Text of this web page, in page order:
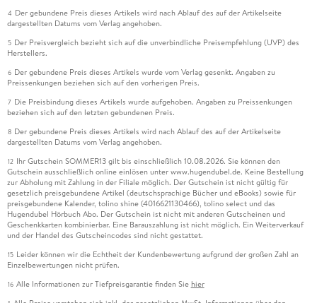
4 Der gebundene Preis dieses Artikels wird nach Ablauf des auf der Artikelseite
dargestellten Datums vom Verlag angehoben.
5 Der Preisvergleich bezieht sich auf die unverbindliche Preisempfehlung (UVP) des
Herstellers.
6 Der gebundene Preis dieses Artikels wurde vom Verlag gesenkt. Angaben zu
Preissenkungen beziehen sich auf den vorherigen Preis.
7 Die Preisbindung dieses Artikels wurde aufgehoben. Angaben zu Preissenkungen
beziehen sich auf den letzten gebundenen Preis.
8 Der gebundene Preis dieses Artikels wird nach Ablauf des auf der Artikelseite
dargestellten Datums vom Verlag angehoben.
12 Ihr Gutschein SOMMER13 gilt bis einschließlich 10.08.2026. Sie können den
Gutschein ausschließlich online einlösen unter www.hugendubel.de. Keine Bestellung
zur Abholung mit Zahlung in der Filiale möglich. Der Gutschein ist nicht gültig für
gesetzlich preisgebundene Artikel (deutschsprachige Bücher und eBooks) sowie für
preisgebundene Kalender, tolino shine (4016621130466), tolino select und das
Hugendubel Hörbuch Abo. Der Gutschein ist nicht mit anderen Gutscheinen und
Geschenkkarten kombinierbar. Eine Barauszahlung ist nicht möglich. Ein Weiterverkauf
und der Handel des Gutscheincodes sind nicht gestattet.
15 Leider können wir die Echtheit der Kundenbewertung aufgrund der großen Zahl an
Einzelbewertungen nicht prüfen.
16 Alle Informationen zur Tiefpreisgarantie finden Sie hier